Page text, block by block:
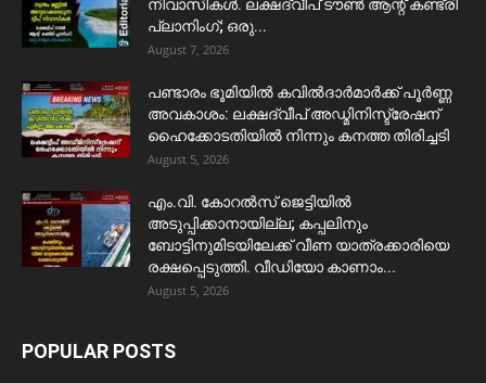
നിവാസികൾ. ലക്ഷദ്വീപ് ടൗൺ ആന്റ് കണ്ട്രി
പ്ലാനിംഗ്; ഒരു...
August 7, 2026
പണ്ടാരം ഭൂമിയിൽ കവിൽദാർമാർക്ക് പൂർണ്ണ
അവകാശം: ലക്ഷദ്വീപ് അഡ്മിനിസ്ട്രേഷന്
ഹൈക്കോടതിയിൽ നിന്നും കനത്ത തിരിച്ചടി
August 5, 2026
​എം.വി. കോറൽസ് ജെട്ടിയിൽ
അടുപ്പിക്കാനായില്ല; കപ്പലിനും
ബോട്ടിനുമിടയിലേക്ക് വീണ യാത്രക്കാരിയെ
രക്ഷപ്പെടുത്തി. വീഡിയോ കാണാം...
August 5, 2026
POPULAR POSTS